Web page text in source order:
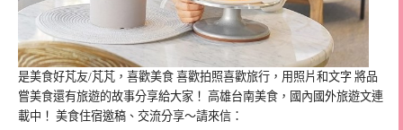
是美食好芃友/芃芃，喜歡美食 喜歡拍照喜歡旅行，用照片和文字 將品
嘗美食還有旅遊的故事分享給大家！ 高雄台南美食，國內國外旅遊文連
載中！ 美食住宿邀稿、交流分享～請來信：